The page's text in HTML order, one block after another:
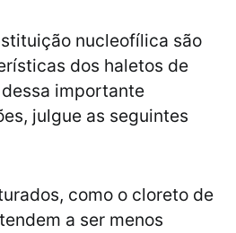
nucleofílica são
dos haletos de
importante
julgue as seguintes
como o cloreto de
a ser menos